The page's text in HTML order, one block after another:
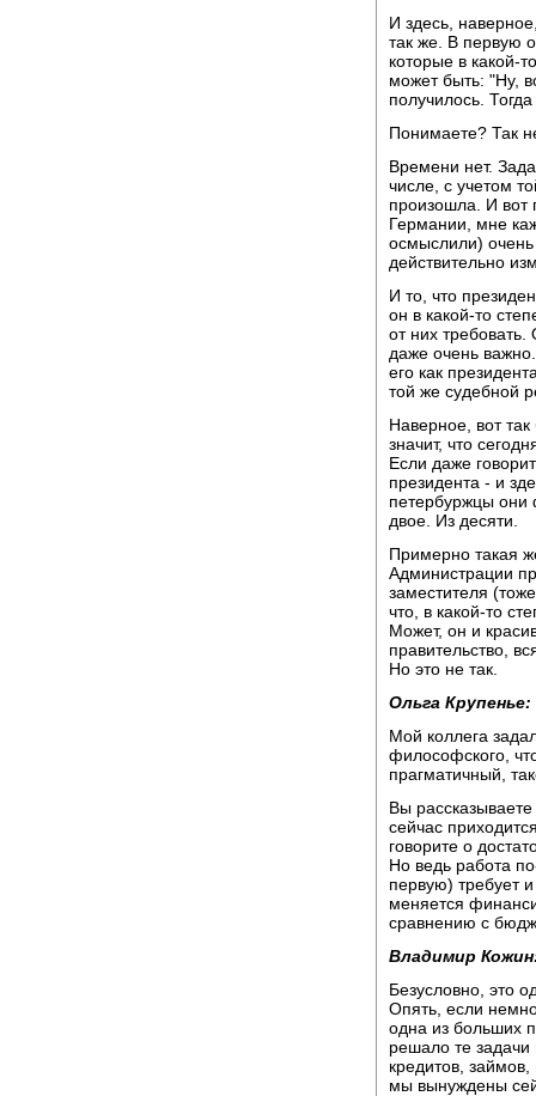
И здесь,
так же. В первую
которые в какой-
может быть: "Ну,
получилось.
Понимаете? Так
Времени нет.
числе, с учетом
произошла. И вот
Германии, мне
осмыслили)
действительно
И то, что
он в какой-то
от них требовать.
даже очень
его как
той же судебной
Наверное, вот
значит, что
Если даже
президента - и
петербуржцы они
двое. Из десяти.
Примерно такая
Администрации
заместителя
что, в какой-то
Может, он и
правительство,
Но это не так.
Ольга Крупенье:
Мой коллега
философского,
прагматичный,
Вы
сейчас
говорите о
Но ведь работа
первую) требует
меняется
сравнению с
Владимир
Безусловно, это
Опять, если
одна из больших
решало те
кредитов,
мы вынуждены